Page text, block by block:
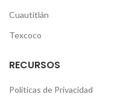
Cuautitlán
Texcoco
RECURSOS
Políticas de Privacidad